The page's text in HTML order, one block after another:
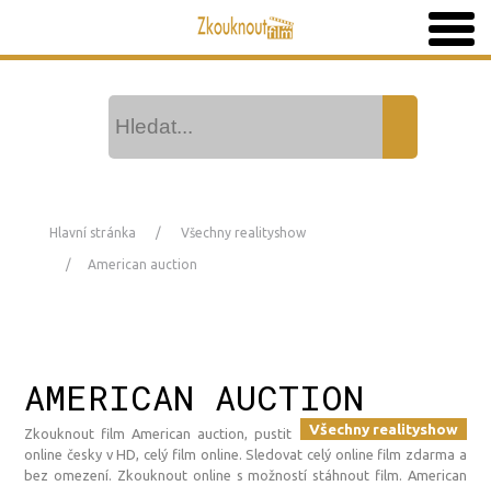
Hlavní stránka Všechny realityshow
American auction
AMERICAN AUCTION
Všechny realityshow
Zkouknout film American auction, pustit
online česky v HD, celý film online. Sledovat celý online film zdarma a
bez omezení. Zkouknout online s možností stáhnout film. American